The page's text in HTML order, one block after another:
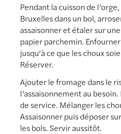
Pendant la cuisson de
Bruxelles dans un bol,
assaisonner et étaler sur
papier parchemin.
jusqu’à ce que les choux
Réserver.
Ajouter le fromage dans le
l’assaisonnement au
de service. Mélanger les
Assaisonner puis déposer
les bols. Servir aussitôt.